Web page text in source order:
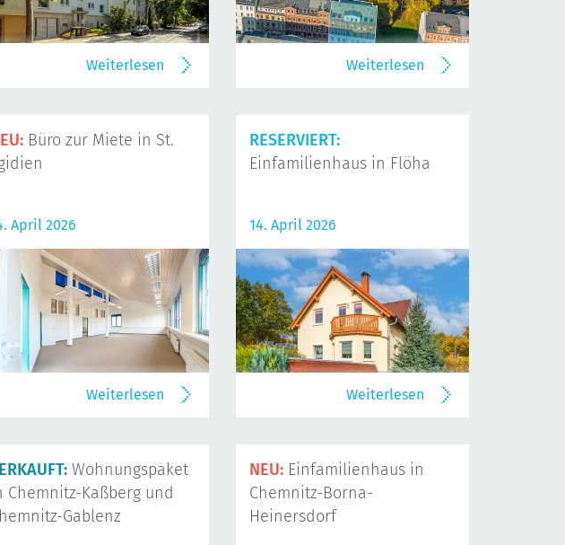
Weiterlesen Weiterlesen
Büro zur Miete in St.
April 2026
Weiterlesen
RESERVIERT:
Einfamilienhaus in Flöha
14. April 2026
Weiterlesen
Wohnungspaket
Chemnitz-Kaßberg und
Gablenz
NEU: Einfamilienhaus in
Chemnitz-Borna-
Heinersdorf